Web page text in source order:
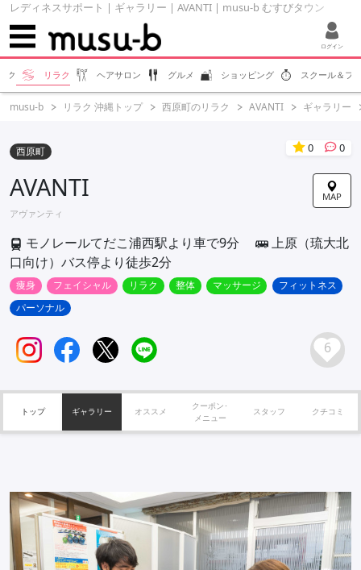
レディネスサポート | ギャラリー | AVANTI | musu-b むすびタウン
ログイン
ク リラク ヘアサロン グルメ ショッピング スクール＆フ
musu-b リラク 沖縄トップ 西原町のリラク AVANTI ギャラリー
西原町 0 0
MAP
AVANTI
アヴァンティ
モノレールてだこ浦西駅より車で9分
上原（琉大北
口向け）バス停より徒歩2分
痩身 フェイシャル リラク 整体 マッサージ
フィットネス
パーソナル
6
トップ ギャラリー オススメ
クーポン･
メニュー
スタッフ クチコミ